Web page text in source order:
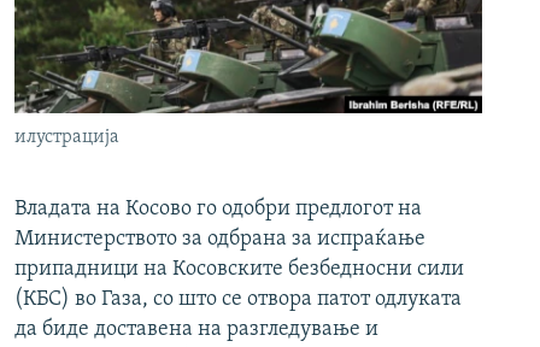
илустрација
Владата на Косово го одобри предлогот на
Министерството за одбрана за испраќање
припадници на Косовските безбедносни сили
(КБС) во Газа, со што се отвора патот одлуката
да биде доставена на разгледување и